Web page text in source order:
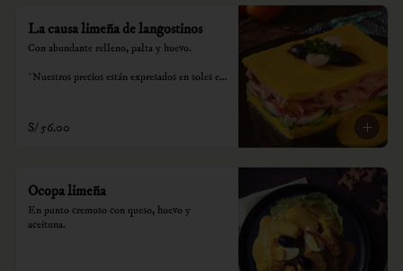
La causa limeña de langostinos
Con abundante relleno, palta y huevo.
*Nuestros precios están expresados en soles e
S/ 56.00
Ocopa limeña
En punto cremoso con queso, huevo y
aceituna.